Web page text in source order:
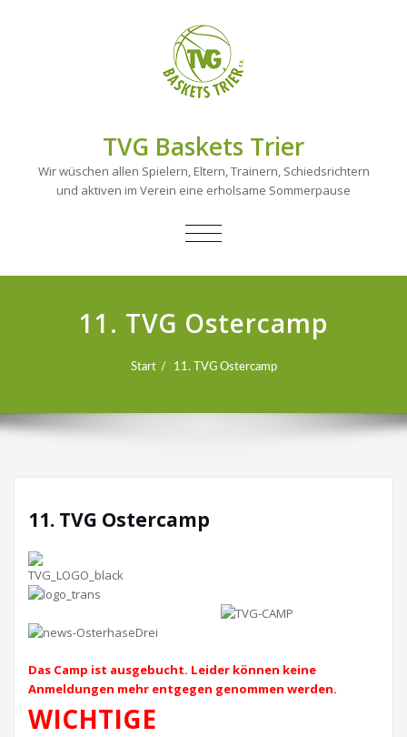
TVG Baskets Trier
Wir wüschen allen Spielern, Eltern, Trainern, Schiedsrichtern
und aktiven im Verein eine erholsame Sommerpause
NAVIGATION
11. TVG Ostercamp
Start 11. TVG Ostercamp
11. TVG Ostercamp
Das Camp ist ausgebucht. Leider können keine
Anmeldungen mehr entgegen genommen werden.
WICHTIGE